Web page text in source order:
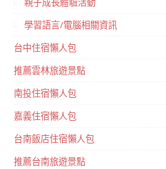
學習語言/電腦相關資訊
台中住宿懶人包
推薦雲林旅遊景點
南投住宿懶人包
嘉義住宿懶人包
台南飯店住宿懶人包
推薦台南旅遊景點